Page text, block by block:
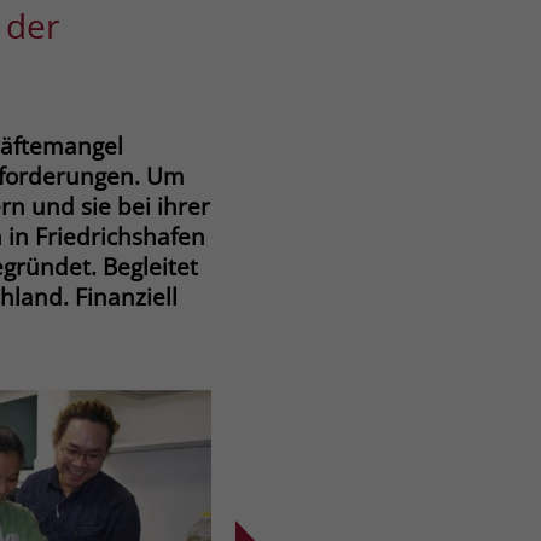
Um
und sie bei ihrer
Friedrichshafen
Begleitet
Finanziell